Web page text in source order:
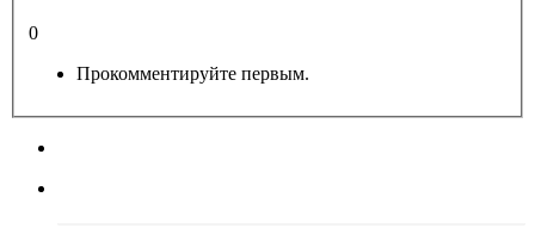
0
Прокомментируйте первым.